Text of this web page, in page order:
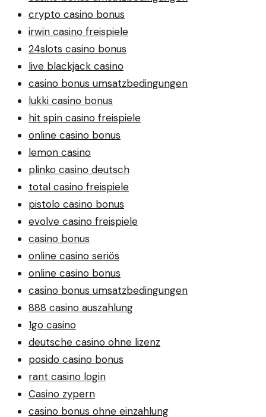
crypto casino bonus
irwin casino freispiele
24slots casino bonus
live blackjack casino
casino bonus umsatzbedingungen
lukki casino bonus
hit spin casino freispiele
online casino bonus
lemon casino
plinko casino deutsch
total casino freispiele
pistolo casino bonus
evolve casino freispiele
casino bonus
online casino seriös
online casino bonus
casino bonus umsatzbedingungen
888 casino auszahlung
1go casino
deutsche casino ohne lizenz
posido casino bonus
rant casino login
Casino zypern
casino bonus ohne einzahlung